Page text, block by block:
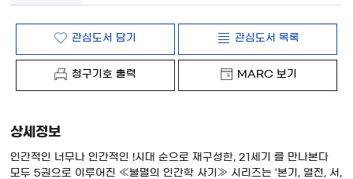
관심도서 담기 관심도서 목록
청구기호 출력 MARC 보기
상세정보
인간적인 너무나 인간적인 !시대 순으로 재구성한, 21세기 를 만나본다
모두 5권으로 이루어진 ≪불멸의 인간학 사기≫ 시리즈는 ‘본기, 열전, 서,